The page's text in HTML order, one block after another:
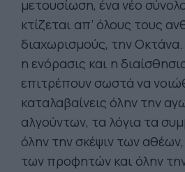
μετουσίωση, ένα νέο
κτίζεται απ’ όλους τους
διαχωρισμούς, την
η ενόρασις και η
επιτρέπουν σωστά να
καταλαβαίνεις όλην την
αλγούντων, τα λόγια τα
όλην την σκέψιν των
των προφητών και όλην